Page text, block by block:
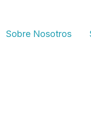
Sobre Nosotros